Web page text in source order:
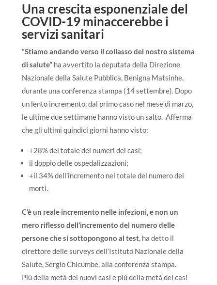
Una crescita esponenziale del
COVID-19 minaccerebbe i
servizi sanitari
“Stiamo andando verso il collasso del nostro sistema
di salute”ha avvertito la deputata della Direzione
Nazionale della Salute Pubblica, Benigna Matsinhe,
durante una conferenza stampa (14 settembre). Dopo
un lento incremento, dal primo caso nel mese di marzo,
le ultime due settimane hanno visto un salto. Afferma
che gli ultimi quindici giorni hanno visto:
+28% del totale dei numeri dei casi;
il doppio delle ospedalizzazioni;
+il 34% dell’incremento nel totale del numero dei
morti.
C’è un reale incremento nelle infezioni, e non un
mero riflesso dell’incremento del numero delle
persone che si sottopongono al test, ha detto il
direttore delle surveys dell’Istituto Nazionale della
Salute, Sergio Chicumbe, alla conferenza stampa.
Più della metà dei nuovi casi e più della metà dei casi